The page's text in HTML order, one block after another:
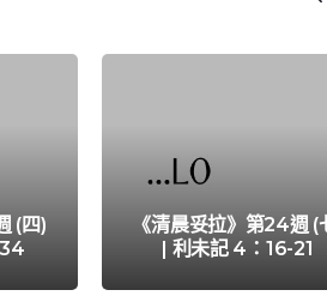
(四)
《清晨妥拉》第24週 (
| 利未記 4：16-21